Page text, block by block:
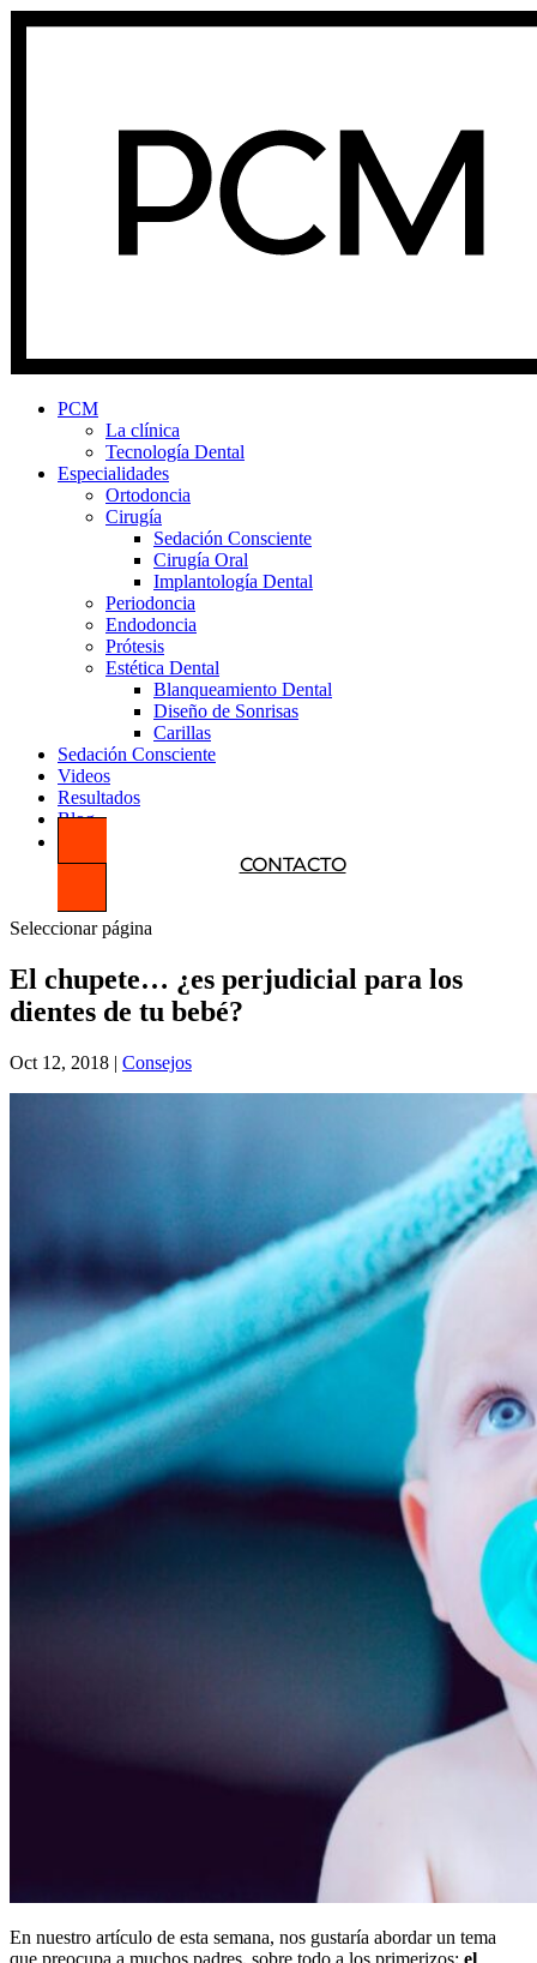
PCM
La clínica
Tecnología Dental
Especialidades
Ortodoncia
Cirugía
Sedación Consciente
Cirugía Oral
Implantología Dental
Periodoncia
Endodoncia
Prótesis
Estética Dental
Blanqueamiento Dental
Diseño de Sonrisas
Carillas
Sedación Consciente
Videos
Resultados
Blog
CONTACTO
Seleccionar página
El chupete… ¿es perjudicial para los
dientes de tu bebé?
Oct 12, 2018 | Consejos
En nuestro artículo de esta semana, nos gustaría abordar un tema
que preocupa a muchos padres, sobre todo a los primerizos: el